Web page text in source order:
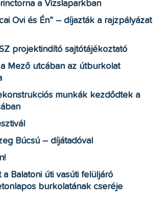
a Vizslaparkban
Ovi és Én” – díjazták a rajzpályázat
projektindító sajtótájékoztató
Mező utcában az útburkolat
munkák kezdődtek a
Búcsú – díjátadóval
a Balatoni úti vasúti felüljáró
burkolatának cseréje